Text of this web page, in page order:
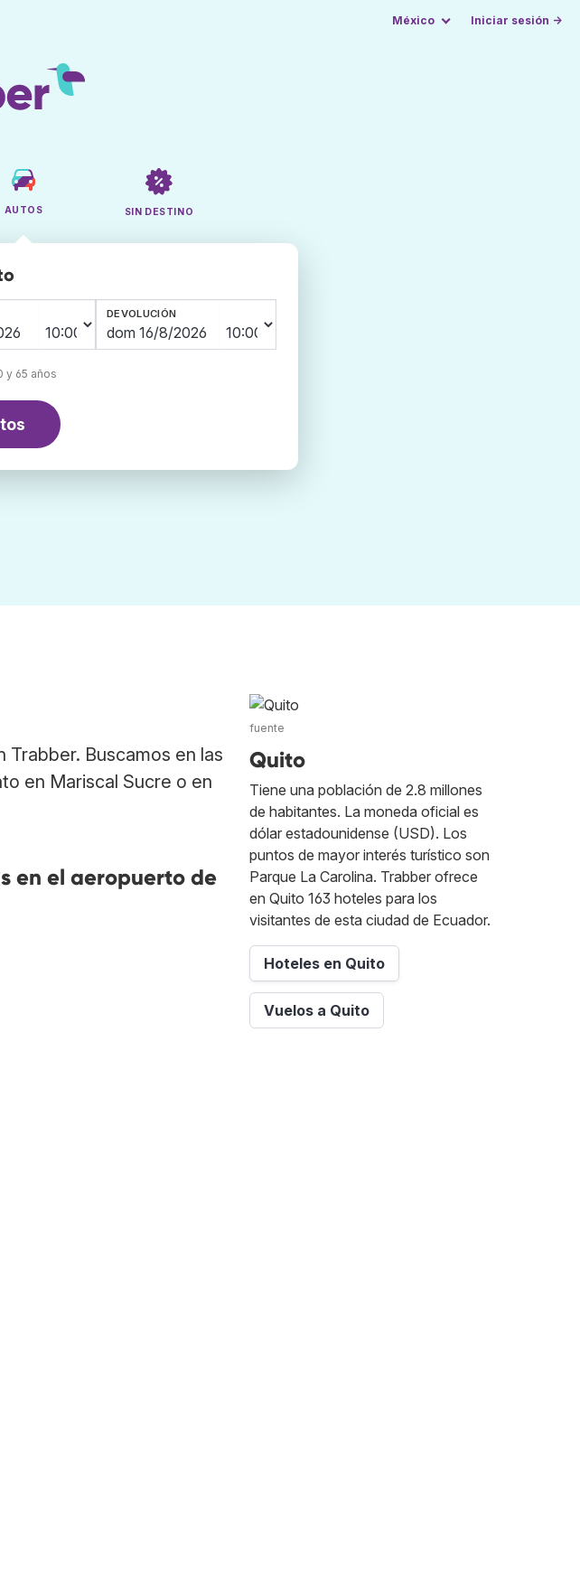
México Iniciar sesión →
AUTOS SIN DESTINO
DEVOLUCIÓN
y 65 años
Trabber. Buscamos en las
en Mariscal Sucre o en
en el aeropuerto de
fuente
Quito
Tiene una población de 2.8 millones
de habitantes. La moneda oficial es
dólar estadounidense (USD). Los
puntos de mayor interés turístico son
Parque La Carolina. Trabber ofrece
en Quito 163 hoteles para los
visitantes de esta ciudad de Ecuador.
Hoteles en Quito
Vuelos a Quito